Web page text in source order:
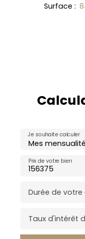
Surface :
Mes
Je souhaite calculer
Prix de votre bien
Durée de
Taux d'intérêt